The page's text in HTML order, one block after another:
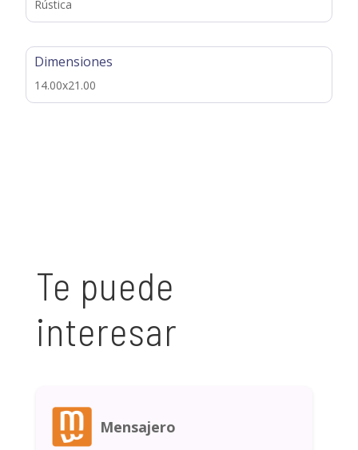
Rústica
Dimensiones
14.00x21.00
Te puede
interesar
Mensajero